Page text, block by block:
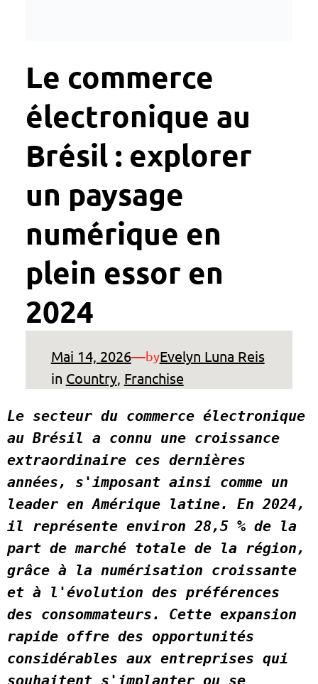
Le commerce
électronique au
Brésil : explorer
un paysage
numérique en
plein essor en
2024
Mai 14, 2026—byEvelyn Luna Reis
in Country, Franchise
Le secteur du commerce électronique
au Brésil a connu une croissance
extraordinaire ces dernières
années, s'imposant ainsi comme un
leader en Amérique latine. En 2024,
il représente environ 28,5 % de la
part de marché totale de la région,
grâce à la numérisation croissante
et à l'évolution des préférences
des consommateurs. Cette expansion
rapide offre des opportunités
considérables aux entreprises qui
souhaitent s'implanter ou se